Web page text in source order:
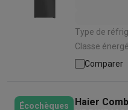
Type de
Classe énergétique: A |
Système de
Comparer
Écochèques
Haier